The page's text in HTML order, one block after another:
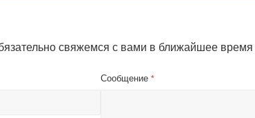
свяжемся с вами в ближайшее время
Сообщение *